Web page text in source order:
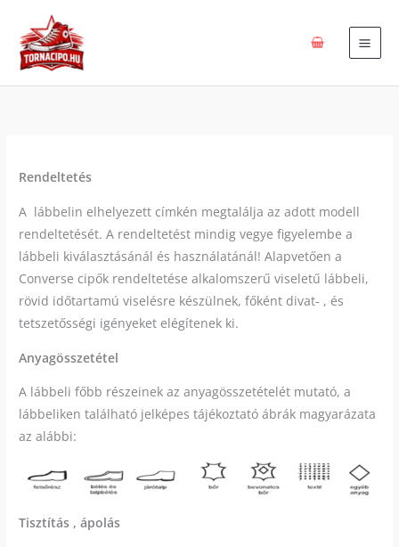
content
Rendeltetés
A lábbelin elhelyezett címkén megtalálja az adott modell
rendeltetését. A rendeltetést mindig vegye figyelembe a
lábbeli kiválasztásánál és használatánál! Alapvetően a
Converse cipők rendeltetése alkalomszerű viseletű lábbeli,
rövid időtartamú viselésre készülnek, főként divat- , és
tetszetősségi igényeket elégítenek ki.
Anyagösszetétel
A lábbeli főbb részeinek az anyagösszetételét mutató, a
lábbeliken található jelképes tájékoztató ábrák magyarázata
az alábbi:
Tisztítás , ápolás